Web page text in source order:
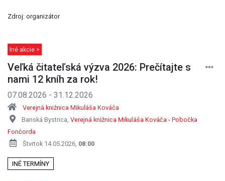
Zdroj: organizátor
Iné akcie >
Veľká čitateľská výzva 2026: Prečítajte s
nami 12 kníh za rok!
07.08.2026 - 31.12.2026
Verejná knižnica Mikuláša Kováča
Banská Bystrica, Verejná knižnica Mikuláša Kováča - Pobočka
Fončorda
Štvrtok 14.05.2026, 08:00
INÉ TERMÍNY